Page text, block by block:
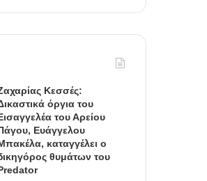
Κεσσές:
όργια του
του Αρείου
Ευάγγελου
καταγγέλει ο
θυμάτων του